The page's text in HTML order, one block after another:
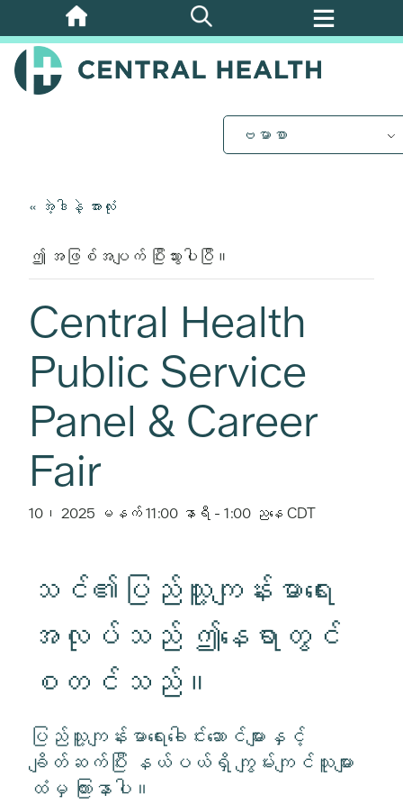
အဓိက
အကြောင်းအရာ
သို့
ဗမာစာ
« အဲ့ဒါနဲ့ အားလုံး
ဤ အဖြစ်အပျက် ပြီးသွားပါပြီ။
Central Health
Public Service
Panel & Career
Fair
10၊ 2025 မနက် 11:00 နာရီ - 1:00 ညနေ CDT
သင်၏ပြည်သူ့ကျန်းမာရေး
အလုပ်သည် ဤနေရာတွင်
စတင်သည်။
ပြည်သူ့ကျန်းမာရေးခေါင်းဆောင်များနှင့်
ချိတ်ဆက်ပြီး နယ်ပယ်ရှိ ကျွမ်းကျင်သူများ
ထံမှ ကြားနာပါ။